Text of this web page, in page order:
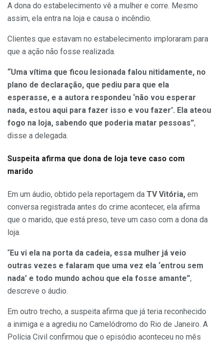
A dona do estabelecimento vê a mulher e corre. Mesmo
assim, ela entra na loja e causa o incêndio.
Clientes que estavam no estabelecimento imploraram para
que a ação não fosse realizada.
“Uma vítima que ficou lesionada falou nitidamente, no
plano de declaração, que pediu para que ela
esperasse, e a autora respondeu ‘não vou esperar
nada, estou aqui para fazer isso e vou fazer’. Ela ateou
fogo na loja, sabendo que poderia matar pessoas”,
disse a delegada.
Suspeita afirma que dona de loja teve caso com
marido
Em um áudio, obtido pela reportagem da TV Vitória, em
conversa registrada antes do crime acontecer, ela afirma
que o marido, que está preso, teve um caso com a dona da
loja.
“Eu vi ela na porta da cadeia, essa mulher já veio
outras vezes e falaram que uma vez ela ‘entrou sem
nada’ e todo mundo achou que ela fosse amante”,
descreve o áudio.
Em outro trecho, a suspeita afirma que já teria reconhecido
a inimiga e a agrediu no Camelódromo do Rio de Janeiro. A
Polícia Civil confirmou que o episódio aconteceu no mês